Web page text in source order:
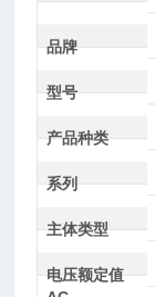
品牌
型号
产品种类
系列
主体类型
电压额定值